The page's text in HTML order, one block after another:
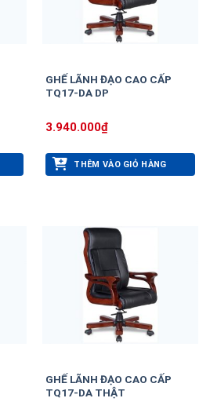
GHẾ LÃNH ĐẠO CAO CẤP
TQ17-DA DP
3.940.000₫
THÊM VÀO GIỎ HÀNG
GHẾ LÃNH ĐẠO CAO CẤP
TQ17-DA THẬT